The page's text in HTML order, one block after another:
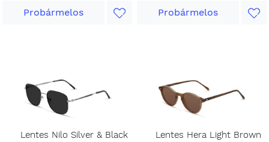
Probármelos Probármelos
Lentes Nilo Silver & Black
Lentes Hera Light Brown